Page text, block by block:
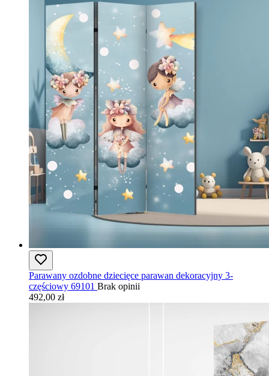
Parawany ozdobne dziecięce parawan dekoracyjny 3-
częściowy 69101 Brak opinii
492,00 zł